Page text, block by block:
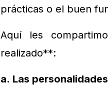
prácticas o el buen
Aquí les
realizado**:
a. Las